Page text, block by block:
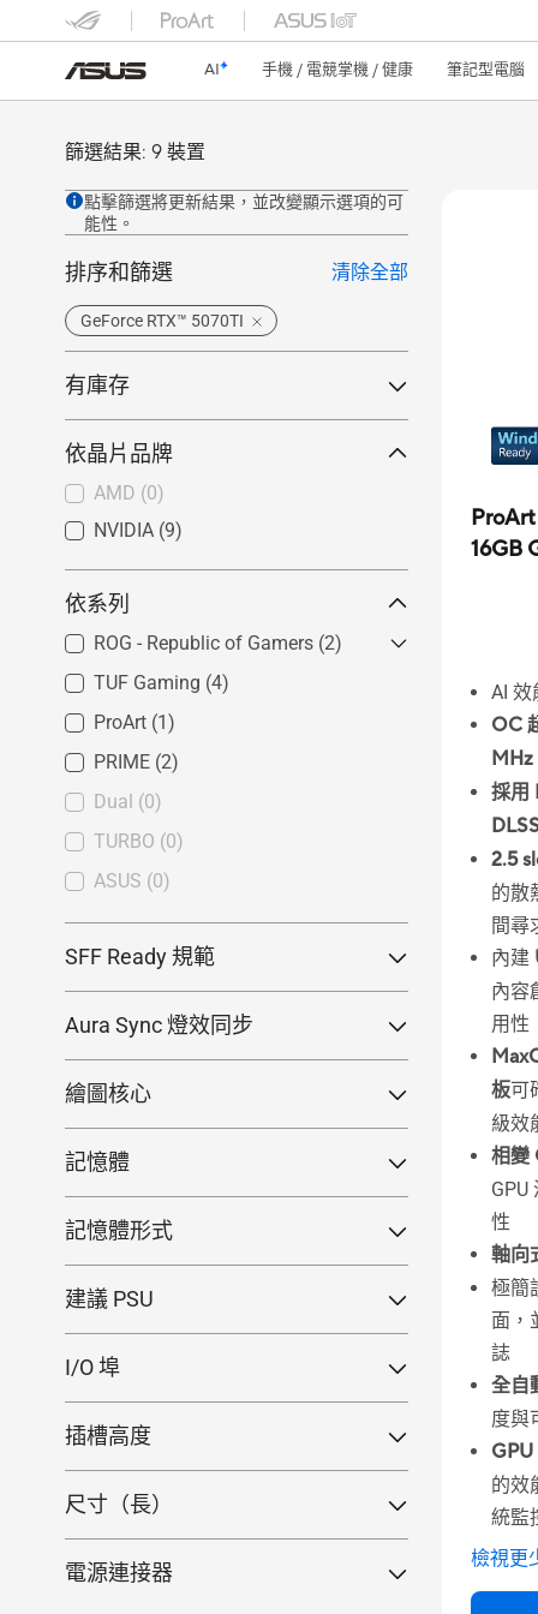
AI 手機 / 電競掌機 / 健康 筆記型電腦
篩選結果: 9 裝置
點擊篩選將更新結果，並改變顯示選項的可
能性。
排序和篩選 清除全部
GeForce RTX™ 5070TI
依晶片品牌
AMD (0)
NVIDIA (9)
依系列
ROG - Republic of Gamers (2)
ROG Astral(0)
ROG Matrix
ROG Strix
TUF Gaming (4)
ProArt (1)
PRIME (2)
Dual (0)
TURBO (0)
ASUS (0)
SFF Ready 規範
符合(15)
Aura Sync 燈效同步
RGB(0)
ARGB(37)
有庫存
ASUS Store 有貨(0)
於 ASUS Store 預購
全部產品
繪圖核心
GeForce RTX™ 50 系列(65)
GeForce RTX™ 5090
GeForce RTX™ 5080(14)
GeForce RTX™ 5070TI
GeForce RTX™ 5060 Ti
GeForce RTX™ 30 系列
GeForce RTX™ 3060(2)
GeForce RTX™ 3050
GeForce® GTX 10 系列(1)
GeForce® GT 1030
GeForce® GT 700 系列
Radeon™ RX 9000 系列
Radeon™ RX 9070
Radeon™ RX 9060 XT(6)
Radeon™ RX 7600
記憶體
8GB(0)
6GB(0)
2GB(0)
16GB(41)
12GB
記憶體形式
GDDR6(0)
GDDR5
建議 PSU
1000W(0)
850W
750W(15)
650W(0)
550W(0)
300W(0)
I/O 埠
USB Type-C(3)
HDMI(0)
DVI(0)
DisplayPort
插槽高度
3.1-slot(0)
2.5-slot
2-slot(0)
1-slot(0)
尺寸（長）
< 20cm(0)
電源連接器
16GB
AI 效
OC
MHz
採用
2.5
的散
間尋
內建
內容
用性
板可
級效
相變
GPU
性
軸向
極簡
面，
誌
全自
度與
GPU
的效
統監
檢視更